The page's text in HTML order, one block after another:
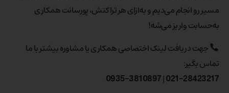
مسیر رو انجام می‌دیم و به‌ازای هر تراکنش، پورسانت همکاری
به‌حسابت واریز می‌شه!
جهت دریافت لینک اختصاصی همکاری یا مشاوره بیشتر با ما
تماس بگیر:
021-28423217
|
0935-3810897